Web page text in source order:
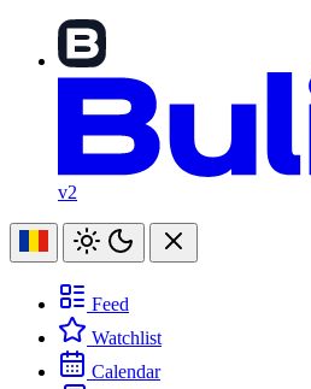
v2
Feed
Watchlist
Calendar